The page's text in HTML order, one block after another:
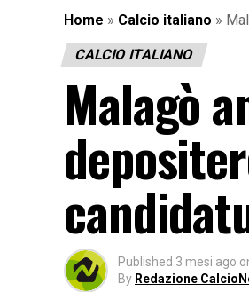
Home » Calcio italiano »
CALCIO ITALIANO
Malagò
Published 3 mesi ago
By Redazione